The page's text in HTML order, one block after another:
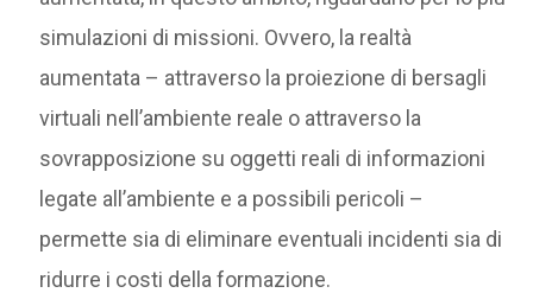
simulazioni di missioni. Ovvero, la realtà
aumentata – attraverso la proiezione di bersagli
virtuali nell’ambiente reale o attraverso la
sovrapposizione su oggetti reali di informazioni
legate all’ambiente e a possibili pericoli –
permette sia di eliminare eventuali incidenti sia di
ridurre i costi della formazione.